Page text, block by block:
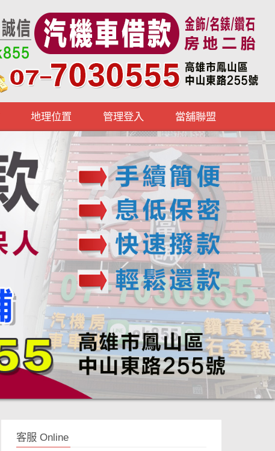
地理位置 管理登入 當舖聯盟
客服 Online